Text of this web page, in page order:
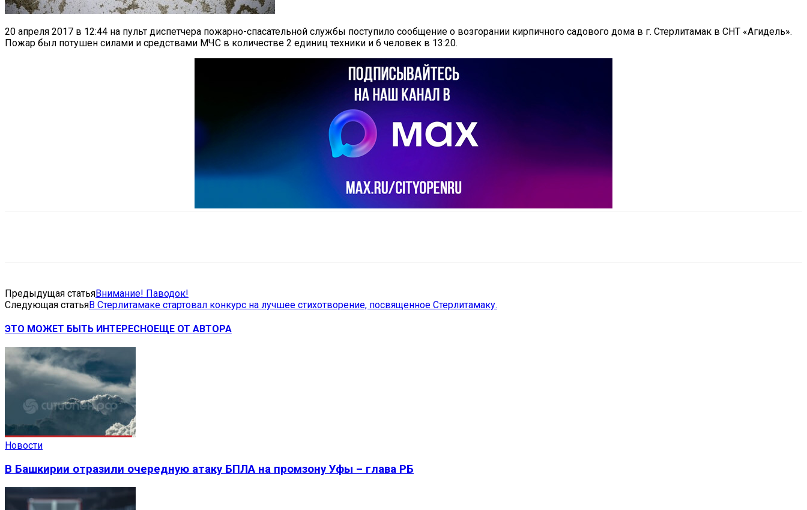
20 апреля 2017 в 12:44 на пульт диспетчера пожарно-спасательной службы поступило сообщение о возгорании кирпичного садового дома в г. Стерлитамак в СНТ «Агидель».
Пожар был потушен силами и средствами МЧС в количестве 2 единиц техники и 6 человек в 13:20.
Предыдущая статьяВнимание! Паводок!
Следующая статьяВ Стерлитамаке стартовал конкурс на лучшее стихотворение, посвященное Стерлитамаку.
ЭТО МОЖЕТ БЫТЬ ИНТЕРЕСНОЕЩЕ ОТ АВТОРА
Новости
В Башкирии отразили очередную атаку БПЛА на промзону Уфы – глава РБ